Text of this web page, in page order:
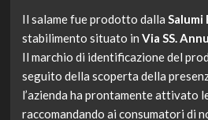
Il salame fue prodotto dalla Salumi
stabilimento situato in Via SS.
Il marchio di identificazione del
seguito della scoperta della
l’azienda ha prontamente attivato
raccomandando ai consumatori di